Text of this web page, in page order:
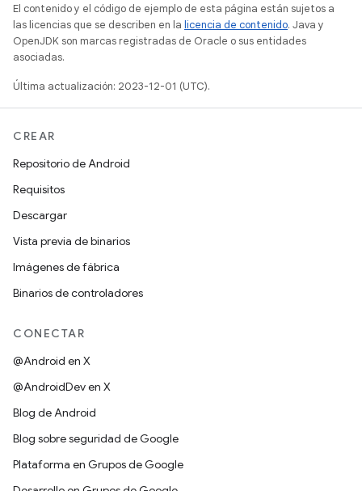
El contenido y el código de ejemplo de esta página están sujetos a
las licencias que se describen en la licencia de contenido. Java y
OpenJDK son marcas registradas de Oracle o sus entidades
asociadas.
Última actualización: 2023-12-01 (UTC).
CREAR
Repositorio de Android
Requisitos
Descargar
Vista previa de binarios
Imágenes de fábrica
Binarios de controladores
CONECTAR
@Android en X
@AndroidDev en X
Blog de Android
Blog sobre seguridad de Google
Plataforma en Grupos de Google